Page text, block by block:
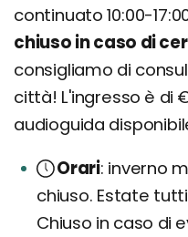
continuato 10:00-
chiuso in caso di
consigliamo di
città! L'ingresso è di
audioguida
Orari inverno
chiuso. Estate tutti
Chiuso in caso di